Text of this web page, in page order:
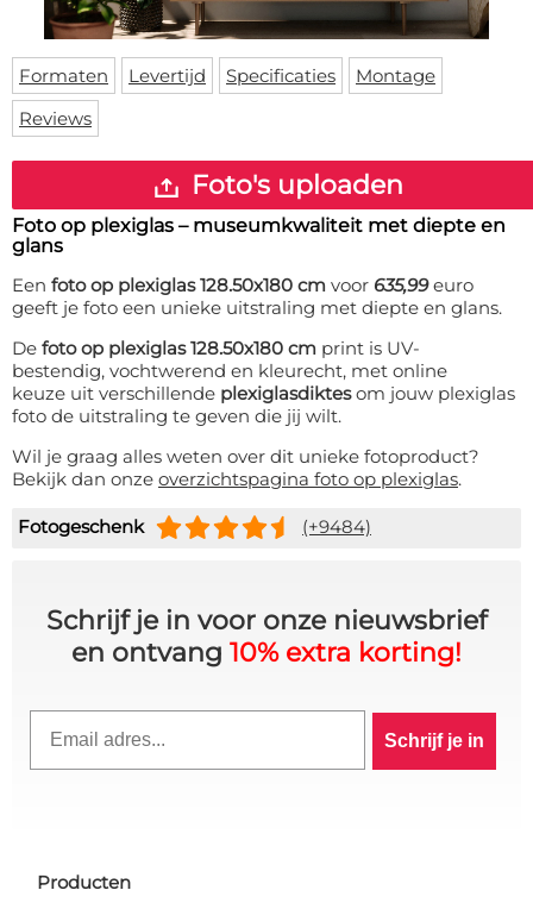
Deurmat
Vloermat
Skateboard deck
Over ons
Levertijden
Inloggen
WhatsApp
Formaten Levertijd Specificaties
Montage
Reviews
Foto's uploaden
Foto op plexiglas – museumkwaliteit met diepte en
glans
Een foto op plexiglas 128.50x180 cm voor 635,99euro
geeft je foto een unieke uitstraling met diepte en glans.
De foto op plexiglas 128.50x180 cm print is UV-
bestendig, vochtwerend en kleurecht, met online
keuze uit verschillende plexiglasdiktesom jouw plexiglas
foto de uitstraling te geven die jij wilt.
Wil je graag alles weten over dit unieke fotoproduct?
Bekijk dan onze overzichtspagina foto op plexiglas.
Fotogeschenk (+9484)
Schrijf je in voor onze nieuwsbrief
en ontvang 10% extra korting!
Schrijf je in
Producten